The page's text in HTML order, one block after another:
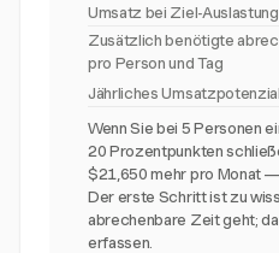
Umsatz bei Ziel-Auslastung
Zusätzlich benötigte
pro Person und Tag
Jährliches Umsatzpotenzial
Wenn Sie bei 5 Personen
20 Prozentpunkten
$21,650 mehr pro Monat
Der erste Schritt ist zu
abrechenbare Zeit geht;
erfassen.